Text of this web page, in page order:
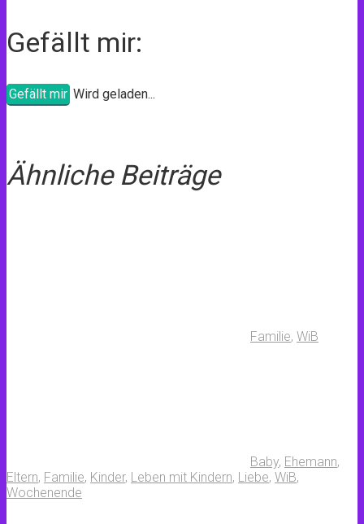
Gefällt mir:
Gefällt mir Wird geladen...
Ähnliche Beiträge
Familie, WiB
Baby, Ehemann,
Eltern, Familie, Kinder, Leben mit Kindern, Liebe, WiB,
Wochenende